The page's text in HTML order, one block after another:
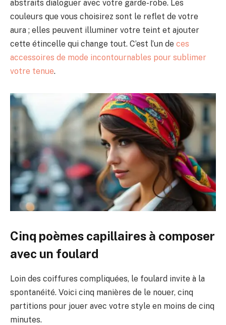
abstraits dialoguer avec votre garde-robe. Les
couleurs que vous choisirez sont le reflet de votre
aura ; elles peuvent illuminer votre teint et ajouter
cette étincelle qui change tout. C’est l’un de ces
accessoires de mode incontournables pour sublimer
votre tenue.
Cinq poèmes capillaires à composer
avec un foulard
Loin des coiffures compliquées, le foulard invite à la
spontanéité. Voici cinq manières de le nouer, cinq
partitions pour jouer avec votre style en moins de cinq
minutes.